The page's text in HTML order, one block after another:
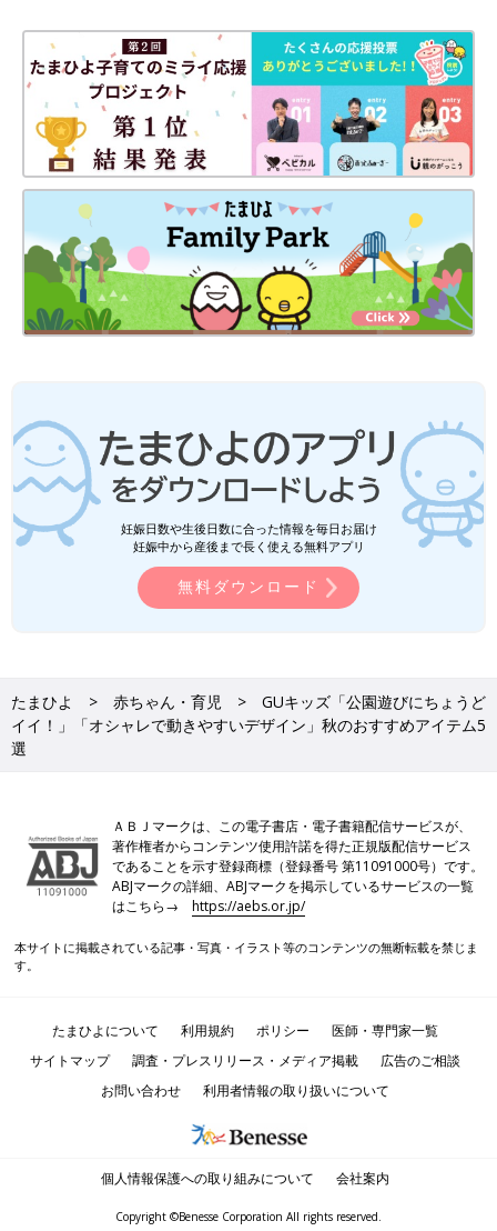
妊娠日数や生後日数に合った情報を毎日お届け
妊娠中から産後まで長く使える無料アプリ
無料ダウンロード
たまひよ 赤ちゃん・育児
GUキッズ「公園遊びにちょうど
イイ！」「オシャレで動きやすいデザイン」秋のおすすめアイテム5
選
ＡＢＪマークは、この電子書店・電子書籍配信サービスが、
著作権者からコンテンツ使用許諾を得た正規版配信サービス
であることを示す登録商標（登録番号 第11091000号）です。
ABJマークの詳細、ABJマークを掲示しているサービスの一覧
はこちら→https://aebs.or.jp/
本サイトに掲載されている記事・写真・イラスト等のコンテンツの無断転載を禁じま
す。
たまひよについて 利用規約 ポリシー
医師・専門家一覧
サイトマップ
調査・プレスリリース・メディア掲載
広告のご相談
お問い合わせ
利用者情報の取り扱いについて
個人情報保護への取り組みについて 会社案内
Copyright ©Benesse Corporation All rights reserved.